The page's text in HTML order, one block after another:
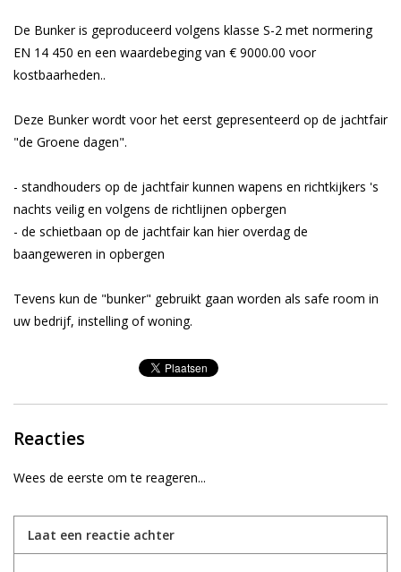
De Bunker is geproduceerd volgens klasse S-2 met normering
EN 14 450 en een waardebeging van € 9000.00 voor
kostbaarheden..
Deze Bunker wordt voor het eerst gepresenteerd op de jachtfair
"de Groene dagen".
- standhouders op de jachtfair kunnen wapens en richtkijkers 's
nachts veilig en volgens de richtlijnen opbergen
- de schietbaan op de jachtfair kan hier overdag de
baangeweren in opbergen
Tevens kun de "bunker" gebruikt gaan worden als safe room in
uw bedrijf, instelling of woning.
Reacties
Wees de eerste om te reageren...
Laat een reactie achter